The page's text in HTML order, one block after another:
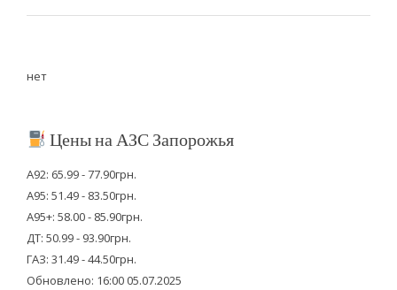
нет
Цены на АЗС Запорожья
А92: 65.99 - 77.90грн.
А95: 51.49 - 83.50грн.
А95+: 58.00 - 85.90грн.
ДТ: 50.99 - 93.90грн.
ГАЗ: 31.49 - 44.50грн.
Обновлено: 16:00 05.07.2025